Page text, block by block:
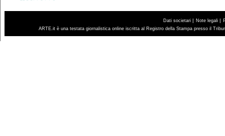
Dati societari | Note legali |
ARTE.it è una testata giornalistica online iscritta al Registro della Stampa presso il